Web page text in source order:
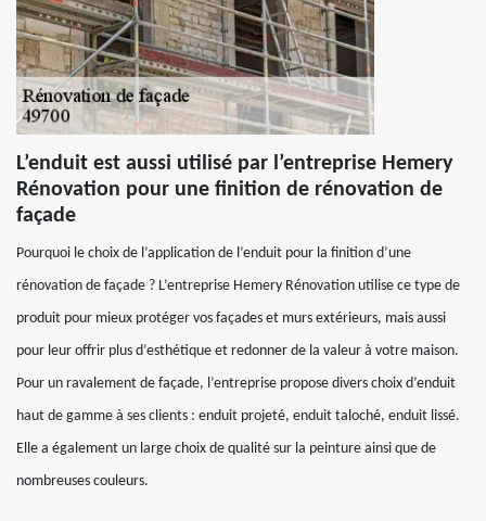
L’enduit est aussi utilisé par l’entreprise Hemery
Rénovation pour une finition de rénovation de
façade
Pourquoi le choix de l’application de l’enduit pour la finition d’une
rénovation de façade ? L’entreprise Hemery Rénovation utilise ce type de
produit pour mieux protéger vos façades et murs extérieurs, mais aussi
pour leur offrir plus d’esthétique et redonner de la valeur à votre maison.
Pour un ravalement de façade, l’entreprise propose divers choix d’enduit
haut de gamme à ses clients : enduit projeté, enduit taloché, enduit lissé.
Elle a également un large choix de qualité sur la peinture ainsi que de
nombreuses couleurs.